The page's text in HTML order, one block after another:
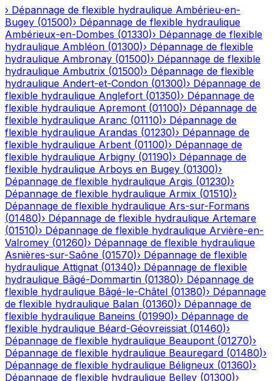
› Dépannage de flexible hydraulique Ambérieu-en-
Bugey (01500)› Dépannage de flexible hydraulique
Ambérieux-en-Dombes (01330)› Dépannage de flexible
hydraulique Ambléon (01300)› Dépannage de flexible
hydraulique Ambronay (01500)› Dépannage de flexible
hydraulique Ambutrix (01500)› Dépannage de flexible
hydraulique Andert-et-Condon (01300)› Dépannage de
flexible hydraulique Anglefort (01350)› Dépannage de
flexible hydraulique Apremont (01100)› Dépannage de
flexible hydraulique Aranc (01110)› Dépannage de
flexible hydraulique Arandas (01230)› Dépannage de
flexible hydraulique Arbent (01100)› Dépannage de
flexible hydraulique Arbigny (01190)› Dépannage de
flexible hydraulique Arboys en Bugey (01300)›
Dépannage de flexible hydraulique Argis (01230)›
Dépannage de flexible hydraulique Armix (01510)›
Dépannage de flexible hydraulique Ars-sur-Formans
(01480)› Dépannage de flexible hydraulique Artemare
(01510)› Dépannage de flexible hydraulique Arvière-en-
Valromey (01260)› Dépannage de flexible hydraulique
Asnières-sur-Saône (01570)› Dépannage de flexible
hydraulique Attignat (01340)› Dépannage de flexible
hydraulique Bâgé-Dommartin (01380)› Dépannage de
flexible hydraulique Bâgé-le-Châtel (01380)› Dépannage
de flexible hydraulique Balan (01360)› Dépannage de
flexible hydraulique Baneins (01990)› Dépannage de
flexible hydraulique Béard-Géovreissiat (01460)›
Dépannage de flexible hydraulique Beaupont (01270)›
Dépannage de flexible hydraulique Beauregard (01480)›
Dépannage de flexible hydraulique Béligneux (01360)›
Dépannage de flexible hydraulique Belley (01300)›